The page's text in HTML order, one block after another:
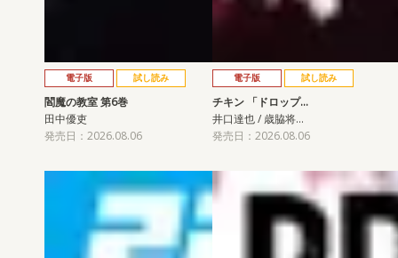
電子版 試し読み
閻魔の教室 第6巻
田中優吏
発売日：2026.08.06
電子版 試し読み
チキン 「ドロップ…
井口達也 / 歳脇将…
発売日：2026.08.06